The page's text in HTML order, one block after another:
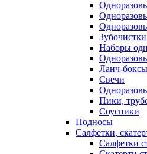
Наборы
Ланч-боксы
Свечи
Пики,
Соусники
Подносы
Салфетки,
Салфетки